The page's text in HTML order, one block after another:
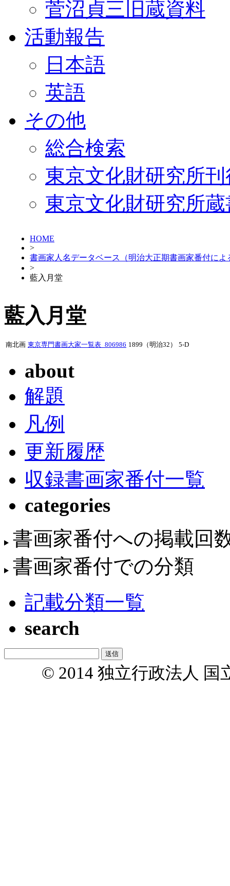
菅沼貞三旧蔵資料
活動報告
日本語
英語
その他
総合検索
東京文化財研究所
東京文化財研究所
HOME
>
書画家人名データベース（明治大正期書画家番付によ
>
藍入月堂
藍入月堂
南北画 東京専門書画大家一覧表_806986 1899（明治32） 5-D
about
解題
凡例
更新履歴
収録書画家番付一覧
categories
書画家番付への掲載回
書画家番付での分類
記載分類一覧
search
© 2014 独立行政法人 国